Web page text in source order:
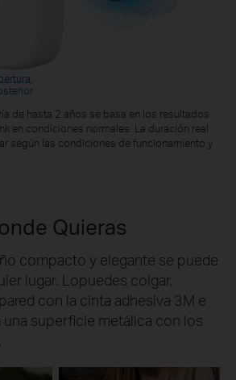
de hasta 2 años se basa en los resultados
en condiciones normales. La duración real
según las condiciones de funcionamiento y
Quieras
compacto y elegante se puede
lugar. Lopuedes colgar,
con la cinta adhesiva 3M e
superficie metálica con los